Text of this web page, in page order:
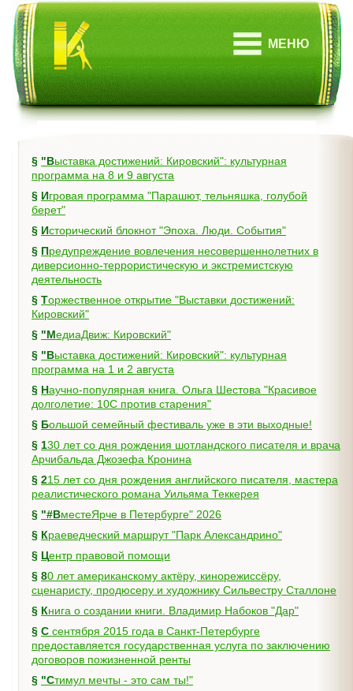
МЕНЮ
§ "Выставка достижений: Кировский": культурная
программа на 8 и 9 августа
§ Игровая программа "Парашют, тельняшка, голубой
берет"
§
Исторический блокнот "Эпоха. Люди. События"
§ Предупреждение вовлечения несовершеннолетних в
диверсионно-террористическую и экстремистскую
деятельность
§ Торжественное открытие "Выставки достижений:
Кировский"
§
"МедиаДвиж: Кировский"
§ "Выставка достижений: Кировский": культурная
программа на 1 и 2 августа
§ Научно-популярная книга. Ольга Шестова "Красивое
долголетие: 10C против старения"
§
Большой семейный фестиваль уже в эти выходные!
§ 130 лет со дня рождения шотландского писателя и врача
Арчибальда Джозефа Кронина
§ 215 лет со дня рождения английского писателя, мастера
реалистического романа Уильяма Теккерея
§
"#ВместеЯрче в Петербурге" 2026
§
Краеведческий маршрут "Парк Александрино"
§
Центр правовой помощи
§ 80 лет американскому актёру, кинорежиссёру,
сценаристу, продюсеру и художнику Сильвестру Сталлоне
§
Книга о создании книги. Владимир Набоков "Дар"
§ С сентября 2015 года в Санкт-Петербурге
предоставляется государственная услуга по заключению
договоров пожизненной ренты
§
"Стимул мечты - это сам ты!"